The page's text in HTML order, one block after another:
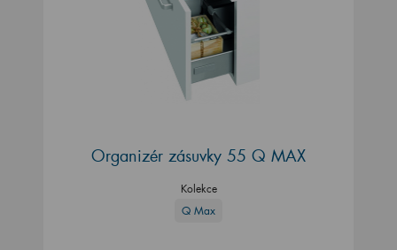
Organizér zásuvky 55 Q MAX
Kolekce
Q Max